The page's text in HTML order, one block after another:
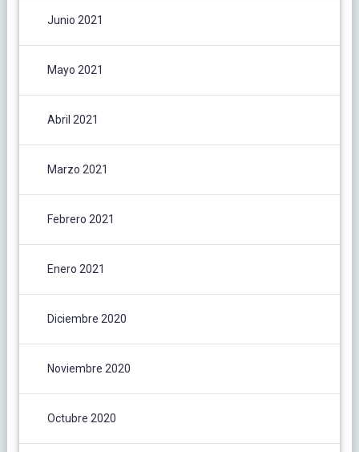
Junio 2021
Mayo 2021
Abril 2021
Marzo 2021
Febrero 2021
Enero 2021
Diciembre 2020
Noviembre 2020
Octubre 2020